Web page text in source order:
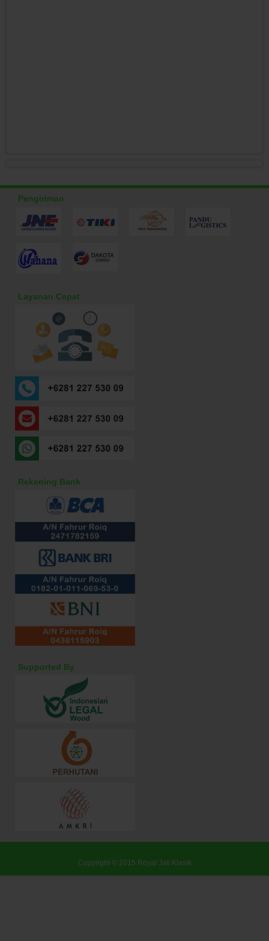
Pengiriman
Layanan Cepat
Rekening Bank
Supported By
Copyright © 2015 Royal Jati Klasik